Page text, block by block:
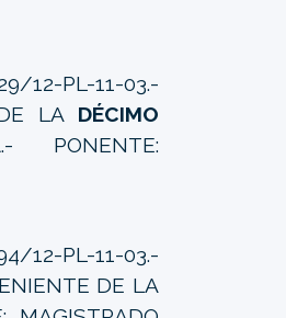
12-PL-11-03.-
LA DÉCIMO
.- PONENTE:
12-PL-11-03.-
DE LA